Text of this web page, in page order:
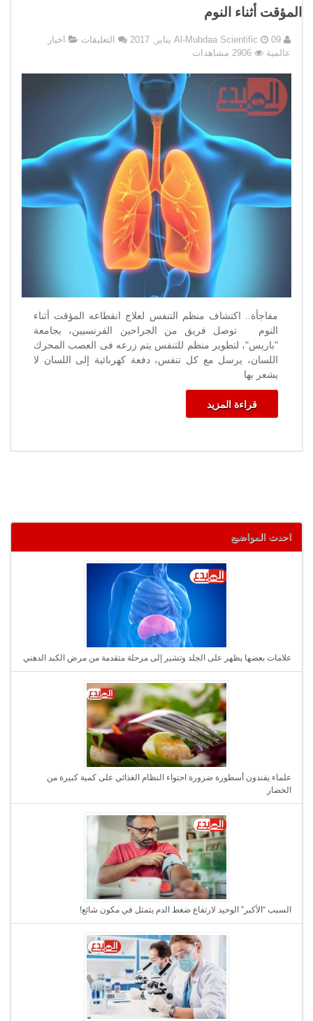
المؤقت أثناء النوم
Al-Mubdaa Scientific 09 يناير, 2017 التعليقات على
أثناء
النوم
اخبار
عالمية
2906 مشاهدات
مفاجأة.. اكتشاف منظم التنفس لعلاج انقطاعه المؤقت أثناء
النوم توصل فريق من الجراحين الفرنسيين، بجامعة
"باريس"، لتطوير منظم للتنفس يتم زرعه فى العصب المحرك
اللسان، يرسل مع كل تنفس، دفعة كهربائية إلى اللسان لا
يشعر بها
قراءة المزيد
احدث المواضيع
علامات بعضها يظهر على الجلد وتشير إلى مرحلة متقدمة من مرض الكبد الدهني
علماء يفندون أسطورة ضرورة احتواء النظام الغذائي على كمية كبيرة من
الخضار
السبب “الأكبر” الوحيد لارتفاع ضغط الدم يتمثل في مكون شائع!